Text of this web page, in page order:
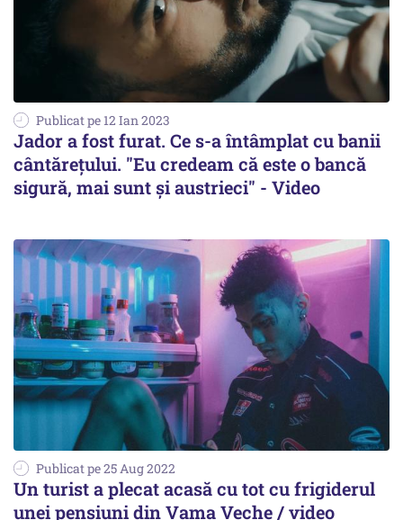
Publicat pe 12 Ian 2023
Jador a fost furat. Ce s-a întâmplat cu banii
cântărețului. "Eu credeam că este o bancă
sigură, mai sunt și austrieci" - Video
Publicat pe 25 Aug 2022
Un turist a plecat acasă cu tot cu frigiderul
unei pensiuni din Vama Veche / video